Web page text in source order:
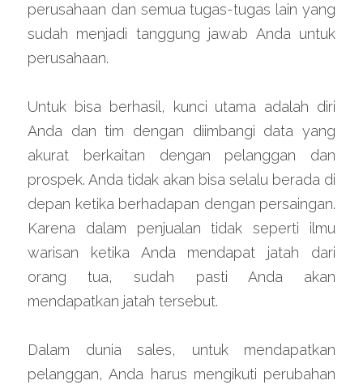
perusahaan dan semua tugas-tugas lain yang
sudah menjadi tanggung jawab Anda untuk
perusahaan.
Untuk bisa berhasil, kunci utama adalah diri
Anda dan tim dengan diimbangi data yang
akurat berkaitan dengan pelanggan dan
prospek. Anda tidak akan bisa selalu berada di
depan ketika berhadapan dengan persaingan.
Karena dalam penjualan tidak seperti ilmu
warisan ketika Anda mendapat jatah dari
orang tua, sudah pasti Anda akan
mendapatkan jatah tersebut.
Dalam dunia sales, untuk mendapatkan
pelanggan, Anda harus mengikuti perubahan